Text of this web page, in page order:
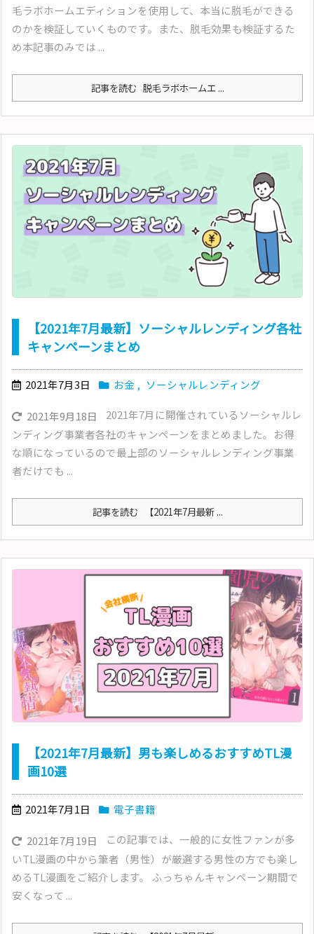
毛ラボホームエディションを使用して、本当に脱毛ができる
のかを検証していくものです。また、脱毛効果も検証するた
め本記事のみでは ...
記事を読む 脱毛ラボホームエ ...
【2021年7月最新】ソーシャルレンディング各社
キャンペーンまとめ
2021年7月3日 お金 , ソーシャルレンディング
2021年9月18日
2021年7月に開催されているソーシャルレ
ンディング事業者各社のキャンペーンをまとめました。お得
な順になっているので最上部のソーシャルレンディング事業
者だけでも ...
記事を読む 【2021年7月最新 ...
【2021年7月最新】男も楽しめるおすすめTL漫
画10選
2021年7月1日 電子書籍
2021年7月19日
この記事では、一般的に女性ファンが多
いTL漫画の中から筆者（男性）が厳選する男性の方でも楽し
めるTL漫画をご紹介します。 ふっちゃんキャンペーン期間で
安くなって ...